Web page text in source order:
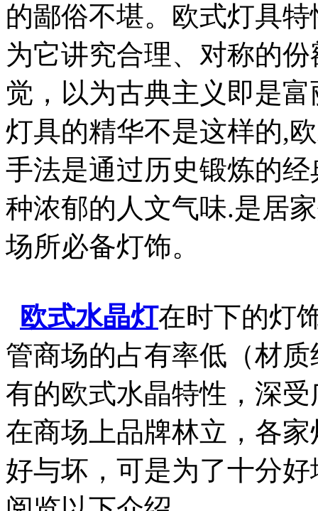
的鄙俗不堪。欧式灯具
为它讲究合理、对称的
觉，以为古典主义即是
灯具的精华不是这样的,
手法是通过历史锻炼的
种浓郁的人文气味.是居
场所必备灯饰。
欧式水晶灯在时下的灯
管商场的占有率低（材
有的欧式水晶特性，深
在商场上品牌林立，各
好与坏，可是为了十分